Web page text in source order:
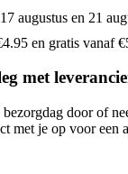
augustus en 21
en gratis vanaf
met
door of
met je op voor een